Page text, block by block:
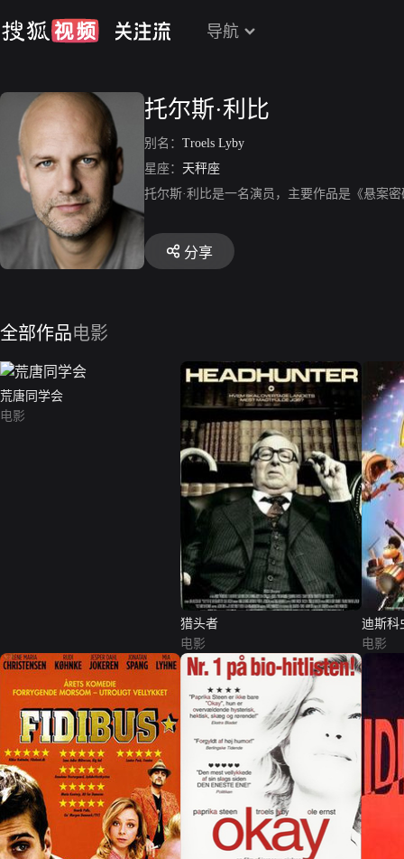
导航
托尔斯·利比
别名： Troels Lyby
星座： 天秤座
托尔斯·利比是一名演员，主要作品是《悬案
分享
全部作品电影
荒唐同学会
电影
猎头者
电影
迪斯科
电影